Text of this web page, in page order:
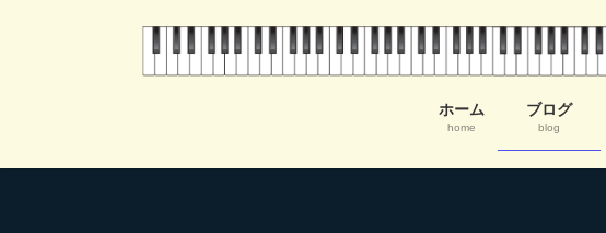
ス
ン
ホーム
home
ブログ
blog